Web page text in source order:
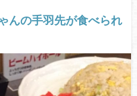
んの手羽先が食べられ